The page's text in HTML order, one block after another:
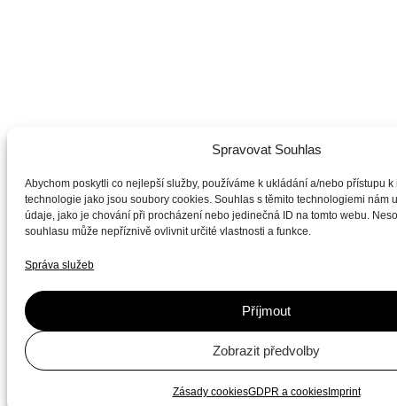
Spravovat Souhlas
Abychom poskytli co nejlepší služby, používáme k ukládání a/nebo přístupu
technologie jako jsou soubory cookies. Souhlas s těmito technologiemi nám
údaje, jako je chování při procházení nebo jedinečná ID na tomto webu.
souhlasu může nepříznivě ovlivnit určité vlastnosti a funkce.
Správa služeb
Příjmout
Zobrazit předvolby
Zásady cookiesGDPR a cookiesImprint